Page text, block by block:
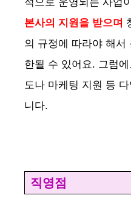
본사의 지원을 받으며
의 규정에 따라야 해서
한될 수 있어요. 그럼
도나 마케팅 지원 등
니다.
직영점